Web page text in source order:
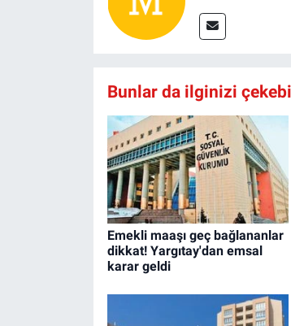
Bunlar da ilginizi
Emekli maaşı geç bağlananlar
dikkat! Yargıtay'dan emsal
karar geldi